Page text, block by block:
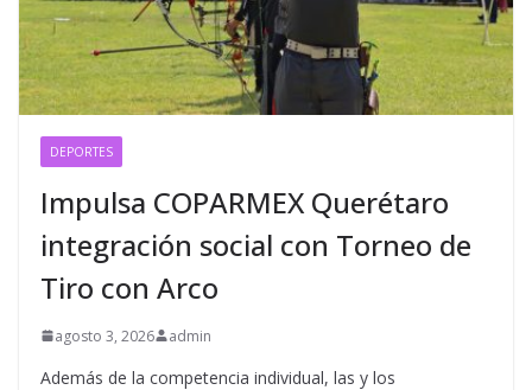
DEPORTES
Impulsa COPARMEX Querétaro
integración social con Torneo de
Tiro con Arco
agosto 3, 2026 admin
Además de la competencia individual, las y los